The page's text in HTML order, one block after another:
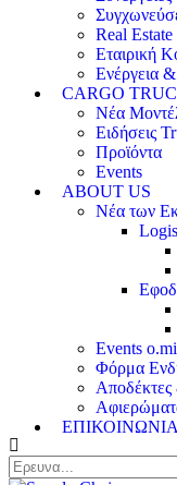
Real Estate
Εταιρική
Ενέργεια
CARGO
Νέα
Ειδήσεις
Προϊόντα
Events
ABOUT US
Νέα των
Events
Φόρμα
Αποδέκτες
ΕΠΙΚΟΙΝΩΝΙΑ